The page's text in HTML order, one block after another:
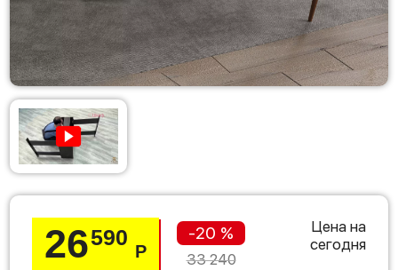
26590
Р
-20 %
33 240
Цена на
сегодня